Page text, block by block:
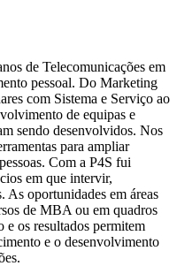
de Telecomunicações em
pessoal. Do Marketing
com Sistema e Serviço ao
de equipas e
sendo desenvolvidos. Nos
para ampliar
Com a P4S fui
em que intervir,
As oportunidades em áreas
de MBA ou em quadros
e os resultados permitem
e o desenvolvimento